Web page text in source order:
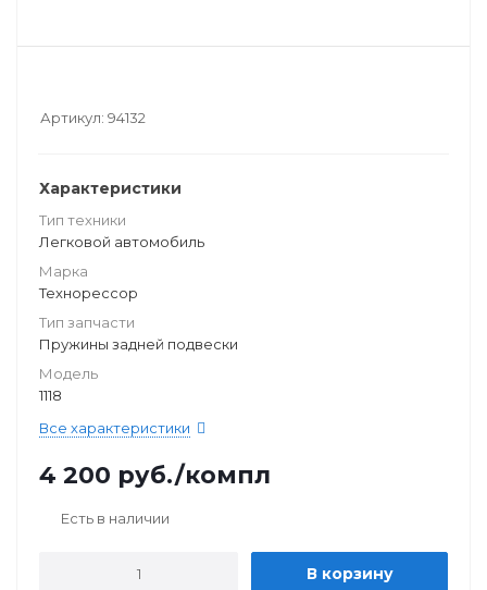
Артикул: 94132
Характеристики
Тип техники
Легковой автомобиль
Марка
Технорессор
Тип запчасти
Пружины задней подвески
Модель
1118
Все характеристики
4 200 руб./компл
Есть в наличии
В корзину